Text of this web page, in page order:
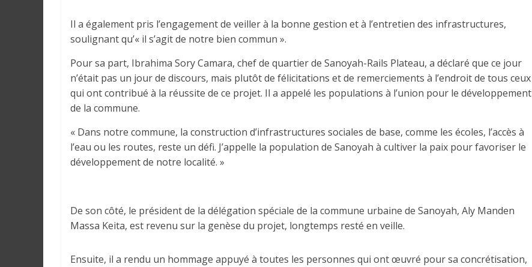
Il a également pris l’engagement de veiller à la bonne gestion et à l’entretien des infrastructures,
soulignant qu’« il s’agit de notre bien commun ».
Pour sa part, Ibrahima Sory Camara, chef de quartier de Sanoyah-Rails Plateau, a déclaré que ce jour
n’était pas un jour de discours, mais plutôt de félicitations et de remerciements à l’endroit de tous ceux
qui ont contribué à la réussite de ce projet. Il a appelé les populations à l’union pour le développement
de la commune.
« Dans notre commune, la construction d’infrastructures sociales de base, comme les écoles, l’accès à
l’eau ou les routes, reste un défi. J’appelle la population de Sanoyah à cultiver la paix pour favoriser le
développement de notre localité. »
De son côté, le président de la délégation spéciale de la commune urbaine de Sanoyah, Aly Manden
Massa Keita, est revenu sur la genèse du projet, longtemps resté en veille.
Ensuite, il a rendu un hommage appuyé à toutes les personnes qui ont œuvré pour sa concrétisation,